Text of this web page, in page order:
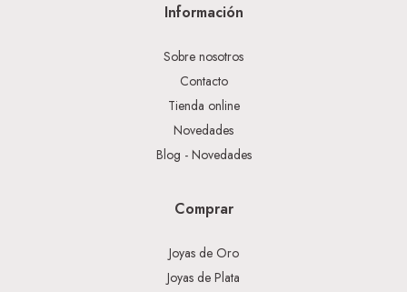
Información
Sobre nosotros
Contacto
Tienda online
Novedades
Blog - Novedades
Comprar
Joyas de Oro
Joyas de Plata